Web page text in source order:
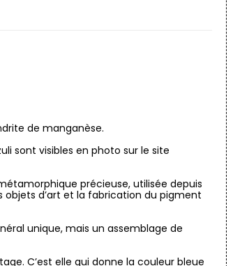
de manganèse.
sont visibles en photo sur le site
précieuse, utilisée depuis
objets d’art et la fabrication du pigment
unique, mais un assemblage de
C’est elle qui donne la couleur bleue